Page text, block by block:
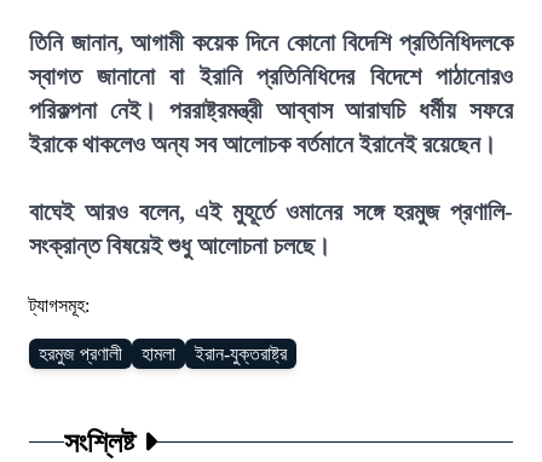
তিনি জানান, আগামী কয়েক দিনে কোনো বিদেশি প্রতিনিধিদলকে
স্বাগত জানানো বা ইরানি প্রতিনিধিদের বিদেশে পাঠানোরও
পরিকল্পনা নেই। পররাষ্ট্রমন্ত্রী আব্বাস আরাঘচি ধর্মীয় সফরে
ইরাকে থাকলেও অন্য সব আলোচক বর্তমানে ইরানেই রয়েছেন।
বাঘেই আরও বলেন, এই মুহূর্তে ওমানের সঙ্গে হরমুজ প্রণালি-
সংক্রান্ত বিষয়েই শুধু আলোচনা চলছে।
ট্যাগসমূহ:
হরমুজ প্রণালী হামলা ইরান-যুক্তরাষ্ট্র
সংশ্লিষ্ট